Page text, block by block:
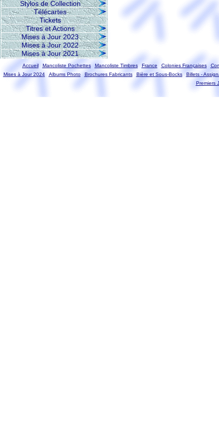
Stylos de Collection
Télécartes
Tickets
Titres et Actions
Mises à Jour 2023
Mises à Jour 2022
Mises à Jour 2021
Accueil Mancoliste Pochettes Mancoliste Timbres France Colonies Françaises
Mises à Jour 2024
Albums Photo Brochures Fabricants Bière et Sous-Bocks
Billets -
Premiers